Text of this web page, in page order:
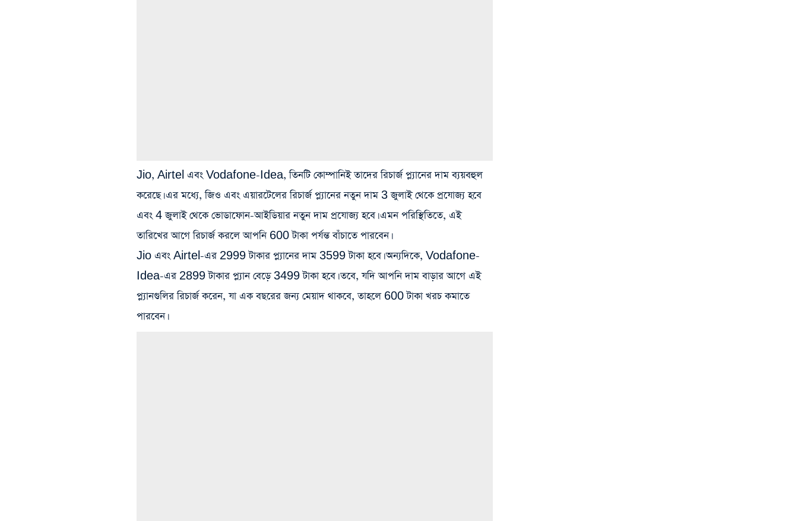
Jio, Airtel এবং Vodafone-Idea, তিনটি কোম্পানিই তাদের রিচার্জ প্ল্যানের দাম ব্যয়বহুল
করেছে। এর মধ্যে, জিও এবং এয়ারটেলের রিচার্জ প্ল্যানের নতুন দাম 3 জুলাই থেকে প্রযোজ্য হবে
এবং 4 জুলাই থেকে ভোডাফোন-আইডিয়ার নতুন দাম প্রযোজ্য হবে। এমন পরিস্থিতিতে, এই
তারিখের আগে রিচার্জ করলে আপনি 600 টাকা পর্যন্ত বাঁচাতে পারবেন।
Jio এবং Airtel-এর 2999 টাকার প্ল্যানের দাম 3599 টাকা হবে। অন্যদিকে, Vodafone-
Idea-এর 2899 টাকার প্ল্যান বেড়ে 3499 টাকা হবে। তবে, যদি আপনি দাম বাড়ার আগে এই
প্ল্যানগুলির রিচার্জ করেন, যা এক বছরের জন্য মেয়াদ থাকবে, তাহলে 600 টাকা খরচ কমাতে
পারবেন।